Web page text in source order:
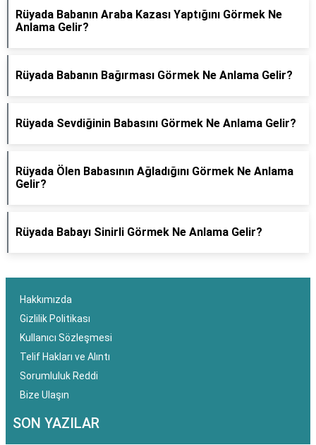
Rüyada Babanın Araba Kazası Yaptığını Görmek Ne
Anlama Gelir?
Rüyada Babanın Bağırması Görmek Ne Anlama Gelir?
Rüyada Sevdiğinin Babasını Görmek Ne Anlama Gelir?
Rüyada Ölen Babasının Ağladığını Görmek Ne Anlama
Gelir?
Rüyada Babayı Sinirli Görmek Ne Anlama Gelir?
Hakkımızda
Gizlilik Politikası
Kullanıcı Sözleşmesi
Telif Hakları ve Alıntı
Sorumluluk Reddi
Bize Ulaşın
SON YAZILAR